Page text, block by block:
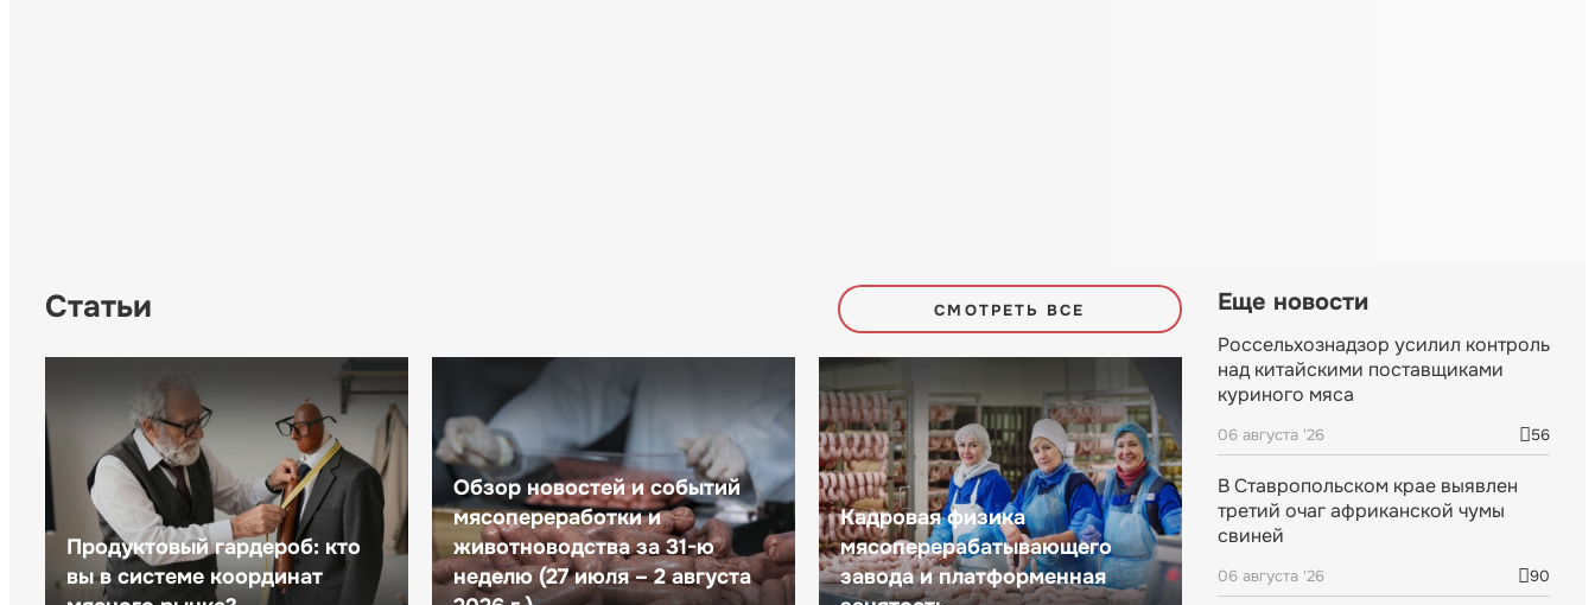
Статьи СМОТРЕТЬ ВСЕ
Продуктовый гардероб: кто
вы в системе координат
Обзор новостей и событий
мясопереработки и
животноводства за 31-ю
неделю (27 июля – 2 августа
Кадровая физика
мясоперерабатывающего
завода и платформенная
Еще новости
Россельхознадзор усилил контроль
над китайскими поставщиками
куриного мяса
06 августа '26 56
В Ставропольском крае выявлен
третий очаг африканской чумы
свиней
06 августа '26 90